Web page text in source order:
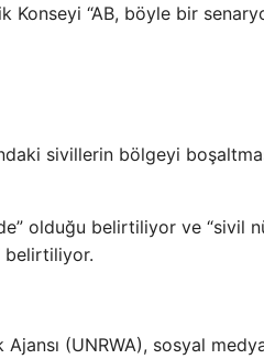
Konseyi “AB, böyle bir
sivillerin bölgeyi
olduğu belirtiliyor ve “sivil
belirtiliyor.
(UNRWA), sosyal